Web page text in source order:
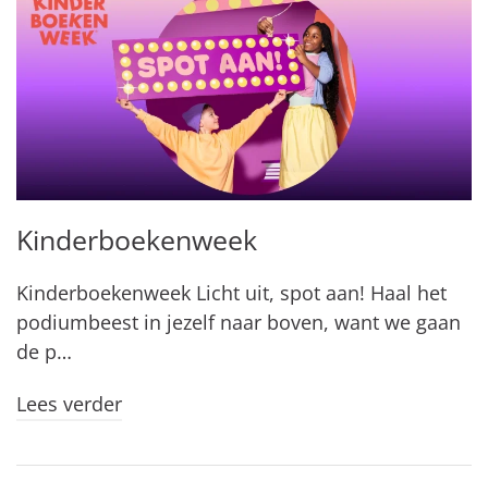
Kinderboekenweek
Kinderboekenweek Licht uit, spot aan! Haal het
podiumbeest in jezelf naar boven, want we gaan
de p…
Lees verder